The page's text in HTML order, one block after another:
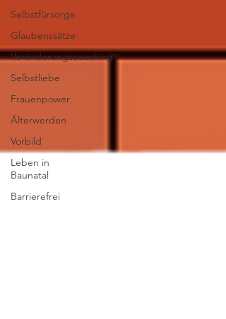
Selbstfürsorge
Glaubenssätze
Veränderungscoaching
Selbstliebe
Frauenpower
Älterwerden
Vorbild
Leben in
Baunatal
Barrierefrei